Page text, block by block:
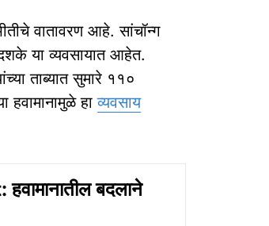
वातावरण आहे. सांचॉन्ग
या व्यवसायात आहेत.
ताब्यात सुमारे ११०
हवामानामुळे हाव्यवसाय
बदलाने